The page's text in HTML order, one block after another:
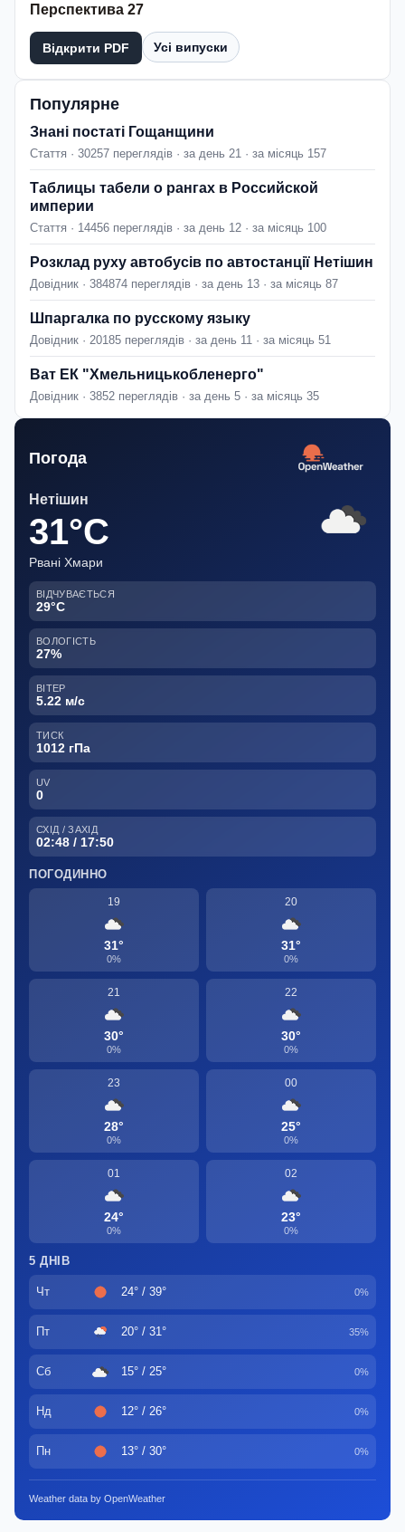
Перспектива 27
Відкрити PDF Усі випуски
Популярне
Знані постаті Гощанщини
Стаття · 30257 переглядів · за день 21 · за місяць 157
Таблицы табели о рангах в Российской
империи
Стаття · 14456 переглядів · за день 12 · за місяць 100
Розклад руху автобусів по автостанції Нетішин
Довідник · 384874 переглядів · за день 13 · за місяць 87
Шпаргалка по русскому языку
Довідник · 20185 переглядів · за день 11 · за місяць 51
Ват ЕК "Хмельницькобленерго"
Довідник · 3852 переглядів · за день 5 · за місяць 35
Погода
Нетішин
31°C
Рвані Хмари
ВІДЧУВАЄТЬСЯ
29°C
ВОЛОГІСТЬ
27%
ВІТЕР
5.22 м/с
ТИСК
1012 гПа
UV
0
СХІД / ЗАХІД
02:48 / 17:50
ПОГОДИННО
19
31°
0%
20
31°
0%
21
30°
0%
22
30°
0%
23
28°
0%
00
25°
0%
01
24°
0%
02
23°
0%
5 ДНІВ
Чт 24° / 39° 0%
Пт 20° / 31° 35%
Сб 15° / 25° 0%
Нд 12° / 26° 0%
Пн 13° / 30° 0%
Weather data by OpenWeather